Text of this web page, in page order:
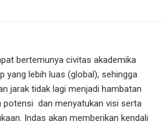
bertemunya civitas akademika
yang lebih luas (global), sehingga
jarak tidak lagi menjadi hambatan
potensi dan menyatukan visi serta
Indas akan memberikan kendali